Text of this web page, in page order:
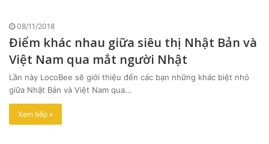
08/11/2018
Điểm khác nhau giữa siêu thị Nhật Bản và
Việt Nam qua mắt người Nhật
Lần này LocoBee sẽ giới thiệu đến các bạn những khác biệt nhỏ
giữa Nhật Bản và Việt Nam qua…
Xem tiếp »